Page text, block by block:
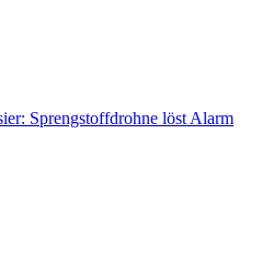
Sprengstoffdrohne löst Alarm